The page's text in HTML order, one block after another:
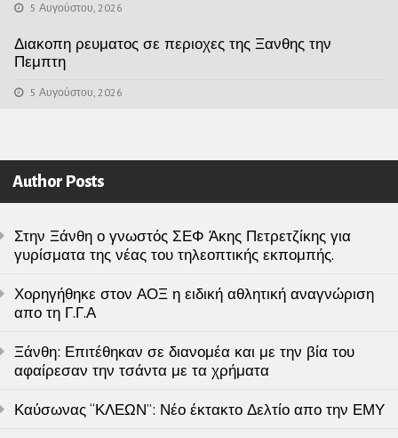
5 Αυγούστου, 2026
Διακοπη ρευματος σε περιοχες της Ξανθης την
Πεμπτη
5 Αυγούστου, 2026
Author Posts
Στην Ξάνθη ο γνωστός ΣΕΦ Άκης Πετρετζίκης για
γυρίσματα της νέας του τηλεοπτικής εκπομπής.
Χορηγήθηκε στον ΑΟΞ η ειδική αθλητική αναγνώριση
απο τη Γ.Γ.Α
Ξάνθη: Επιτέθηκαν σε διανομέα και με την βία του
αφαίρεσαν την τσάντα με τα χρήματα
Καύσωνας “ΚΛΕΩΝ”: Νέο έκτακτο Δελτίο απο την ΕΜΥ